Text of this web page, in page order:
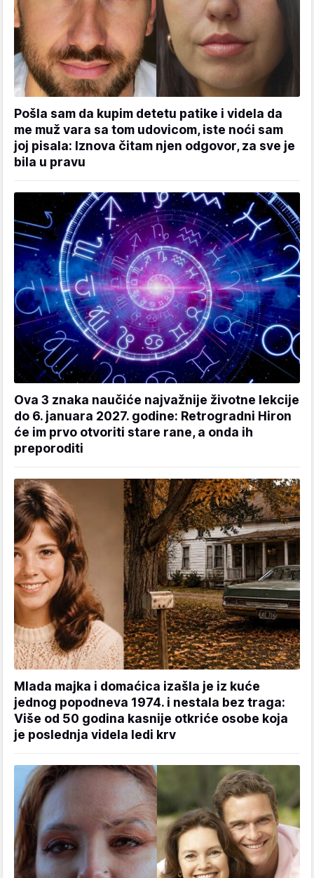
Pošla sam da kupim detetu patike i videla da
me muž vara sa tom udovicom, iste noći sam
joj pisala: Iznova čitam njen odgovor, za sve je
bila u pravu
Ova 3 znaka naučiće najvažnije životne lekcije
do 6. januara 2027. godine: Retrogradni Hiron
će im prvo otvoriti stare rane, a onda ih
preporoditi
Mlada majka i domaćica izašla je iz kuće
jednog popodneva 1974. i nestala bez traga:
Više od 50 godina kasnije otkriće osobe koja
je poslednja videla ledi krv